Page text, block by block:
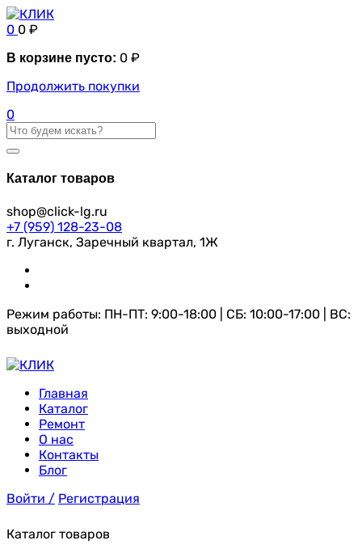
0 0 ₽
В корзине пусто: 0 ₽
Продолжить покупки
0
Каталог товаров
shop@click-lg.ru
+7 (959) 128-23-08
г. Луганск, Заречный квартал, 1Ж
Режим работы: ПН-ПТ: 9:00-18:00 | СБ: 10:00-17:00 | ВС:
выходной
Главная
Каталог
Ремонт
О нас
Контакты
Блог
Войти / Регистрация
Каталог товаров